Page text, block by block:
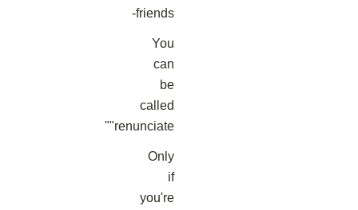
friends-
You
can
be
called
"renunciate"
Only
if
you're